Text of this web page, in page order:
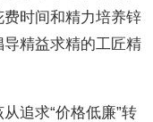
时间和精力培养锌
精益求精的工匠精
追求“价格低廉”转